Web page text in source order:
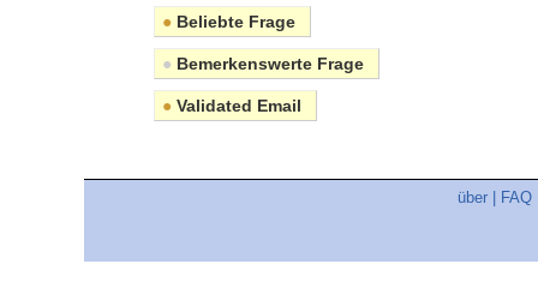
● Beliebte Frage
● Bemerkenswerte Frage
● Validated Email
über FAQ